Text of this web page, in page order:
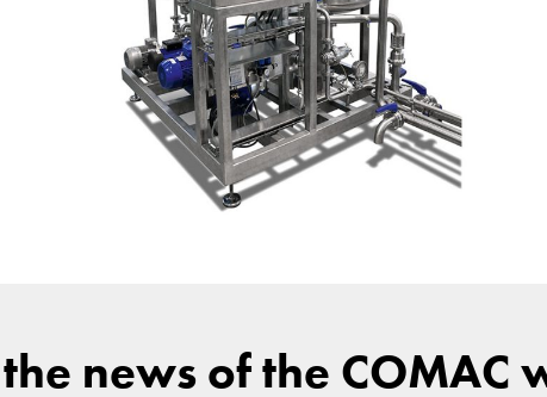
news of the COMAC